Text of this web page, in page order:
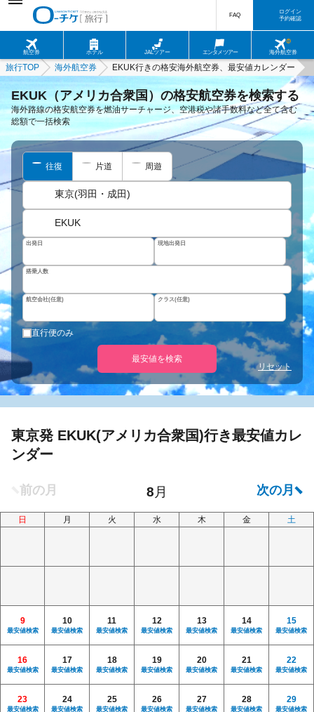
航空券 ホテル JALツアー エンタメツアー 海外航空券
FAQ
ログイン
予約確認
旅行TOP 海外航空券 EKUK行きの格安海外航空券、最安値カレンダー
EKUK（アメリカ合衆国）の格安航空券を検索する
海外路線の格安航空券を燃油サーチャージ、空港税や諸手数料など全て含む
総額で一括検索
往復 片道 周遊
東京(羽田・成田)
EKUK
出発日 現地出発日
搭乗人数
航空会社(任意) クラス(任意)
直行便のみ
最安値を検索
リセット
東京発 EKUK(アメリカ合衆国)行き最安値カレ
ンダー
日 月 火 水 木 金 土
9
最安値検索
10
最安値検索
11
最安値検索
12
最安値検索
13
最安値検索
14
最安値検索
15
最安値検索
16
最安値検索
17
最安値検索
18
最安値検索
19
最安値検索
20
最安値検索
21
最安値検索
22
最安値検索
23
最安値検索
24
最安値検索
25
最安値検索
26
最安値検索
27
最安値検索
28
最安値検索
29
最安値検索